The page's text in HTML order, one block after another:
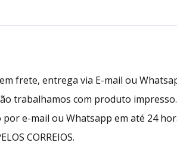
frete, entrega via E-mail ou
trabalhamos com produto impresso.
e-mail ou Whatsapp em até 24
CORREIOS.